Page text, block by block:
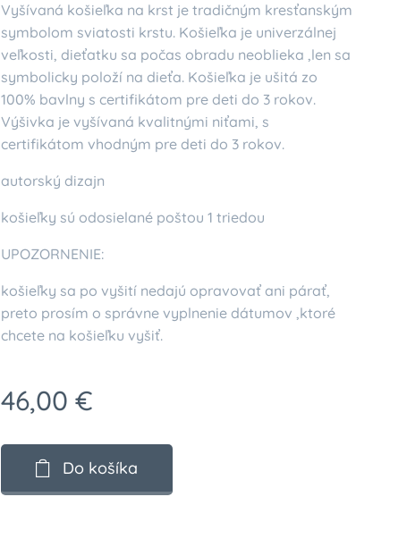
Vyšívaná košieľka na krst je tradičným kresťanským
symbolom sviatosti krstu. Košieľka je univerzálnej
veľkosti, dieťatku sa počas obradu neoblieka ,len sa
symbolicky položí na dieťa. Košieľka je ušitá zo
100% bavlny s certifikátom pre deti do 3 rokov.
Výšivka je vyšívaná kvalitnými niťami, s
certifikátom vhodným pre deti do 3 rokov.
autorský dizajn
košieľky sú odosielané poštou 1 triedou
UPOZORNENIE:
košieľky sa po vyšití nedajú opravovať ani párať,
preto prosím o správne vyplnenie dátumov ,ktoré
chcete na košieľku vyšiť.
46,00 €
Do košíka